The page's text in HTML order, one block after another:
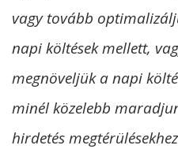
vagy tovább
napi költések mellett,
megnöveljük a napi
minél közelebb
hirdetés